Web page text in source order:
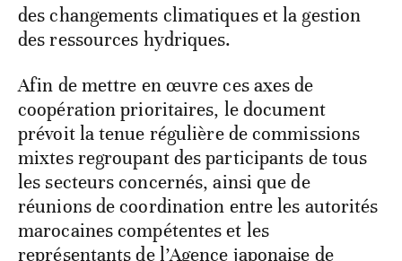
des changements climatiques et la gestion
des ressources hydriques.
Afin de mettre en œuvre ces axes de
coopération prioritaires, le document
prévoit la tenue régulière de commissions
mixtes regroupant des participants de tous
les secteurs concernés, ainsi que de
réunions de coordination entre les autorités
marocaines compétentes et les
représentants de l’Agence japonaise de